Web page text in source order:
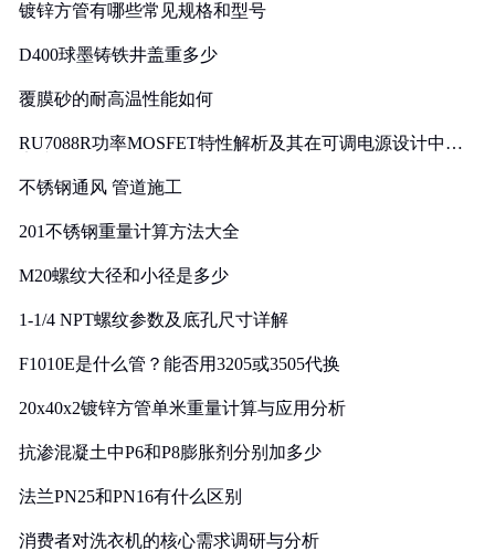
镀锌方管有哪些常见规格和型号
D400球墨铸铁井盖重多少
覆膜砂的耐高温性能如何
RU7088R功率MOSFET特性解析及其在可调电源设计中的
不锈钢通风 管道施工
201不锈钢重量计算方法大全
M20螺纹大径和小径是多少
1-1/4 NPT螺纹参数及底孔尺寸详解
F1010E是什么管？能否用3205或3505代换
20x40x2镀锌方管单米重量计算与应用分析
抗渗混凝土中P6和P8膨胀剂分别加多少
法兰PN25和PN16有什么区别
消费者对洗衣机的核心需求调研与分析